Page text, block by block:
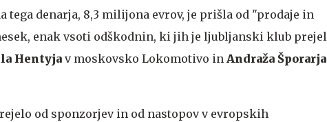
tega denarja, 8,3 milijona evrov, je prišla od "prodaje in
enak vsoti odškodnin, ki jih je ljubljanski klub prejel
Hentyja v moskovsko Lokomotivo in Andraža Šporarja
od sponzorjev in od nastopov v evropskih